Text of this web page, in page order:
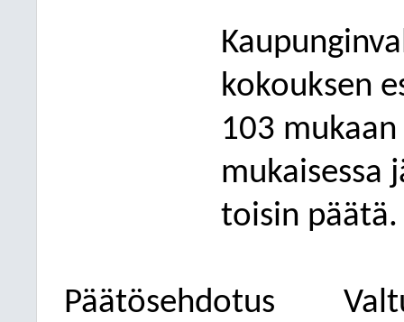
kokouksen
103
mukaisessa
toisin päätä.
Päätösehdotus